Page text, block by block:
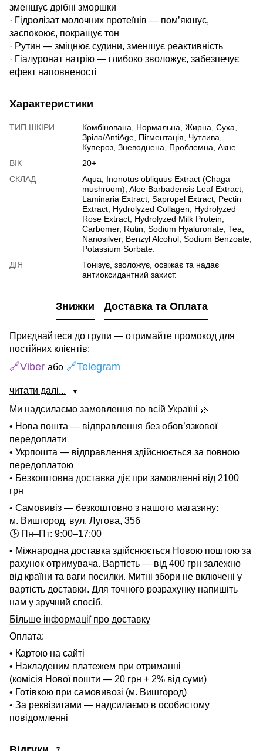
зменшує дрібні зморшки
· Гідролізат молочних протеїнів — пом’якшує,
заспокоює, покращує тон
· Рутин — зміцнює судини, зменшує реактивність
· Гіалуронат натрію — глибоко зволожує, забезпечує
ефект наповненості
Характеристики
ТИП ШКІРИ
Комбінована, Нормальна, Жирна, Суха,
Зріла/AntiAge, Пігментація, Чутлива,
Купероз, Зневоднена, Проблемна, Акне
ВІК
20+
СКЛАД
Aqua, Inonotus obliquus Extract (Chaga
mushroom), Aloe Barbadensis Leaf Extract,
Laminaria Extract, Sapropel Extract, Pectin
Extract, Hydrolyzed Collagen, Hydrolyzed
Rose Extract, Hydrolyzed Milk Protein,
Carbomer, Rutin, Sodium Hyaluronate, Tea,
Nanosilver, Benzyl Alcohol, Sodium Benzoate,
Potassium Sorbate.
ДІЯ
Тонізує, зволожує, освіжає та надає
антиоксидантний захист.
Знижки Доставка та Оплата
Приєднайтеся до групи — отримайте промокод для
постійних клієнтів:
🔗Viber або 🔗Telegram
читати далі... ▼
Ми надсилаємо замовлення по всій Україні 🌿
• Нова пошта — відправлення без обов’язкової
передоплати
• Укрпошта — відправлення здійснюється за повною
передоплатою
• Безкоштовна доставка діє при замовленні від 2100
грн
• Самовивіз — безкоштовно з нашого магазину:
м. Вишгород, вул. Лугова, 35б
🕒 Пн–Пт: 9:00–17:00
• Міжнародна доставка здійснюється Новою поштою за
рахунок отримувача. Вартість — від 400 грн залежно
від країни та ваги посилки. Митні збори не включені у
вартість доставки. Для точного розрахунку напишіть
нам у зручний спосіб.
Більше інформації про доставку
Оплата:
• Картою на сайті
• Накладеним платежем при отриманні
(комісія Нової пошти — 20 грн + 2% від суми)
• Готівкою при самовивозі (м. Вишгород)
• За реквізитами — надсилаємо в особистому
повідомленні